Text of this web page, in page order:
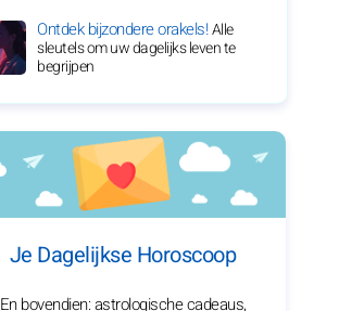
Ontdek bijzondere orakels!Alle
sleutels om uw dagelijks leven te
begrijpen
Je Dagelijkse Horoscoop
En bovendien: astrologische cadeaus,